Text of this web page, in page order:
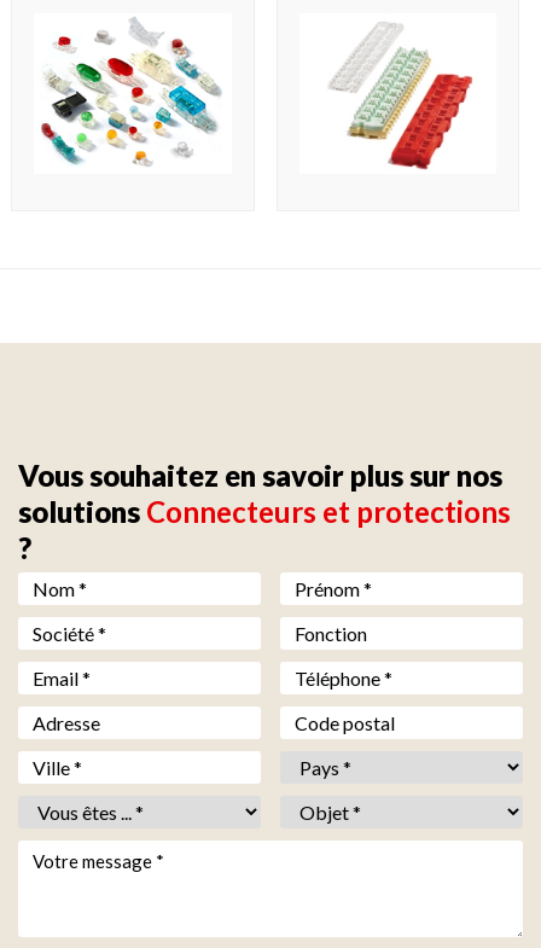
Vous souhaitez en savoir plus sur nos
solutions Connecteurs et protections
?
Nom * * Prénom **
Société **
Fonction
Email ** Téléphone **
Adresse
Code postal
Ville ** Pays * *
Vous êtes *
Objet **
Votre message *